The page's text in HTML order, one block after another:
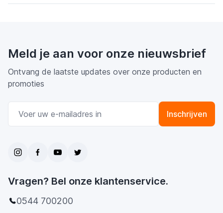
Meld je aan voor onze nieuwsbrief
Ontvang de laatste updates over onze producten en
promoties
Inschrijven
Vragen? Bel onze klantenservice.
0544 700200